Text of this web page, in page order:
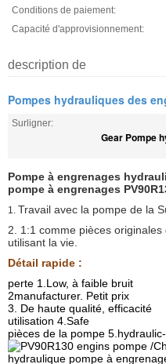
Conditions de paiement:
Capacité d'approvisionnement:
description de
Pompes hydrauliques des
Surligner:
Gear Pompe
Pompe à engrenages
pompe à engrenages
1. Travail avec la pompe de la
2. 1:1 comme pièces
utilisant la vie.
Détail rapide :
perte 1.Low, à faible bruit
2manufacturer. Petit prix
3. De haute qualité, efficacité
utilisation 4.Safe
pièces de la pompe